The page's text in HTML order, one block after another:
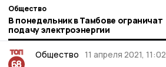
Общество
В понедельник в Тамбове ограничат
подачу электроэнергии
Общество 11 апреля 2021, 11:02